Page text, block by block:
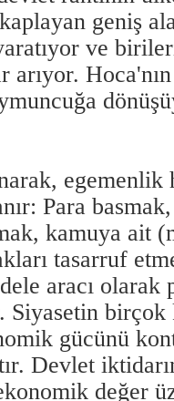
geniş
ve
egemenlik
Para
kamuya ait
tasarruf
aracı olarak
Siyasetin birçok
gücünü
Devlet
değer